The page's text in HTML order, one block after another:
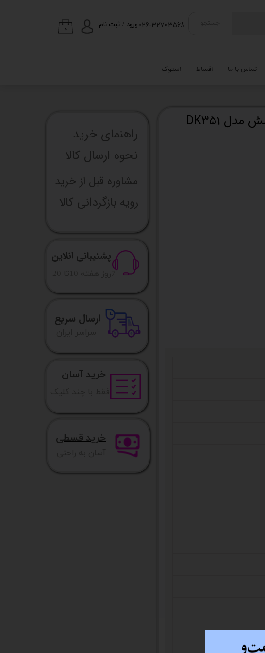
تماس با ما اقساط استوک
ورود / ثبت نام
۰ 026-32703568
کیس کامپیوتر دارک فلش مدل DK351
راهنما​​​​​​​​​​​​​​ی خرید
نحوه ارسال کالا
مشاوره قبل از خرید
رویه بازگردانی کالا
پشتیبانی انلاین
ارسال سریع
خرید آسان
خرید قسطی